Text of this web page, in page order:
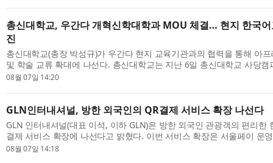
총신대학교, 우간다 개혁신학대학과 MOU 체결… 현지 한국
진
총신대학교(총장 박성규)가 우간다 현지 교육기관과의 협력을 통해 아
및 학술 교류 확대에 나선다. 총신대학교는 지난 6일 총신대학교 사당
서 우간다 캄팔라에 위치한 Reformed Theological College(개혁신학대
08월 07일 14:20
GLN인터내셔널, 방한 외국인의 QR결제 서비스 확장 나선다
GLN 인터내셔널(대표 이석, 이하 GLN)은 방한 외국인 관광객의 편리한
결제 서비스 확장에 나선다고 밝혔다. 이번 서비스 확장은 서울페이 운
제휴를 통해 서울지역 소상공인 가맹점 50만 곳을 추가로 확보해 국내
08월 07일 14:18